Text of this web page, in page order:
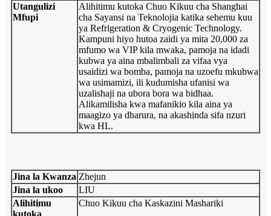
Utangulizi
Mfupi
Alihitimu kutoka Chuo Kikuu cha Shanghai
cha Sayansi na Teknolojia katika sehemu kuu
ya Refrigeration & Cryogenic Technology.
Kampuni hiyo hutoa zaidi ya mita 20,000 za
mfumo wa VIP kila mwaka, pamoja na idadi
kubwa ya aina mbalimbali za vifaa vya
usaidizi wa bomba, pamoja na uzoefu mkubwa
wa usimamizi, ili kudumisha ufanisi wa
uzalishaji na ubora bora wa bidhaa.
Alikamilisha kwa mafanikio kila aina ya
maagizo ya dharura, na akashinda sifa nzuri
kwa HL.
Jina la Kwanza Zhejun
Jina la ukoo
LIU
Alihitimu
kutoka
Chuo Kikuu cha Kaskazini Mashariki